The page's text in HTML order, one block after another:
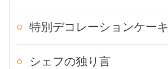
特別デコレーションケーキ
シェフの独り言